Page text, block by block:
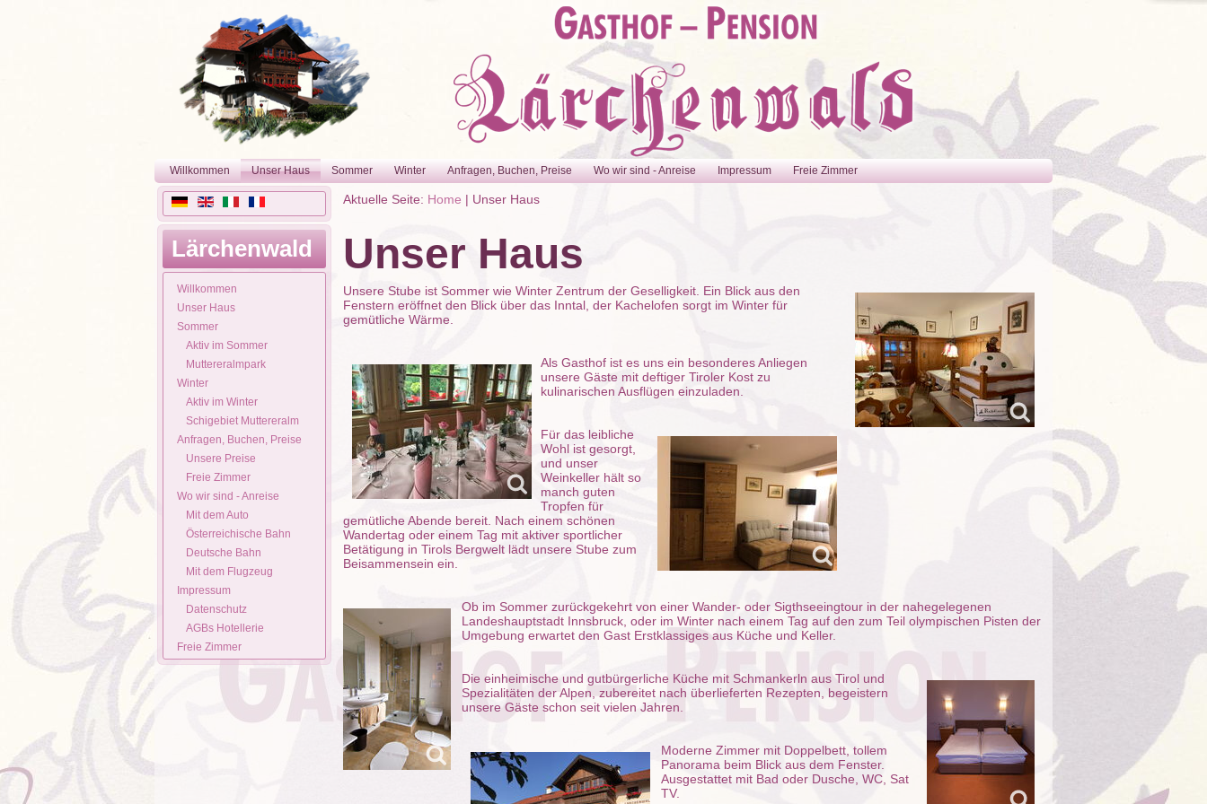
Willkommen Unser Haus Sommer Winter Anfragen, Buchen, Preise Wo wir sind - Anreise Impressum Freie Zimmer
Lärchenwald
Willkommen
Unser Haus
Sommer
Aktiv im Sommer
Muttereralmpark
Winter
Aktiv im Winter
Schigebiet Muttereralm
Anfragen, Buchen, Preise
Unsere Preise
Freie Zimmer
Wo wir sind - Anreise
Mit dem Auto
Österreichische Bahn
Deutsche Bahn
Mit dem Flugzeug
Impressum
Datenschutz
AGBs Hotellerie
Freie Zimmer
Aktuelle Seite: Home | Unser Haus
Unser Haus
Unsere Stube ist Sommer wie Winter Zentrum der Geselligkeit. Ein Blick aus den
Fenstern eröffnet den Blick über das Inntal, der Kachelofen sorgt im Winter für
gemütliche Wärme.
Als Gasthof ist es uns ein besonderes Anliegen
unsere Gäste mit deftiger Tiroler Kost zu
kulinarischen Ausflügen einzuladen.
Für das leibliche
Wohl ist gesorgt,
und unser
Weinkeller hält so
manch guten
Tropfen für
gemütliche Abende bereit. Nach einem schönen
Wandertag oder einem Tag mit aktiver sportlicher
Betätigung in Tirols Bergwelt lädt unsere Stube zum
Beisammensein ein.
Ob im Sommer zurückgekehrt von einer Wander- oder Sigthseeingtour in der nahegelegenen
Landeshauptstadt Innsbruck, oder im Winter nach einem Tag auf den zum Teil olympischen Pisten der
Umgebung erwartet den Gast Erstklassiges aus Küche und Keller.
Die einheimische und gutbürgerliche Küche mit Schmankerln aus Tirol und
Spezialitäten der Alpen, zubereitet nach überlieferten Rezepten, begeistern
unsere Gäste schon seit vielen Jahren.
Moderne Zimmer mit Doppelbett, tollem
Panorama beim Blick aus dem Fenster.
Ausgestattet mit Bad oder Dusche, WC, Sat
TV.